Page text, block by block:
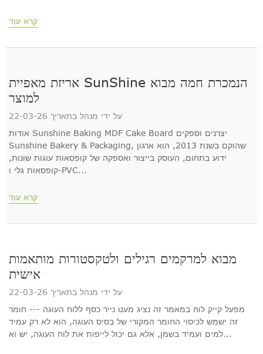
קרא עוד
אריזת מאפיית SunShine הנמכרת חמה מבוא
למוצר
על ידי מנהל בתאריך 22-03-26
אודות Sunshine Baking MDF Cake Board יצרנים וספקים
Sunshine Bakery & Packaging, שהוקם בשנת 2013, הוא ארגון
ידוע בתחום, העוסק בייצור ואספקה ​​של קופסאות עוגות שונות,
קופסאות גלי ו-PVC...
קרא עוד
מבוא למרקמים רגילים ולטקסטורות מותאמות
אישית
על ידי מנהל בתאריך 22-03-26
מפעל קייק לוח במאמר זה נציג מעט נייר כסף ללוח העוגה --- חומר
זה ישמש לכיסוי החומר המקורי של בסיס העוגה, הוא לא רק עמיד
למים ועמיד בשמן, אלא גם יכול לייפות את לוח העוגה, יש וא...